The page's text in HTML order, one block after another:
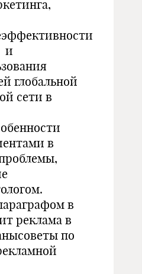
и
глобальной
сети в
в
в
реклама в
по